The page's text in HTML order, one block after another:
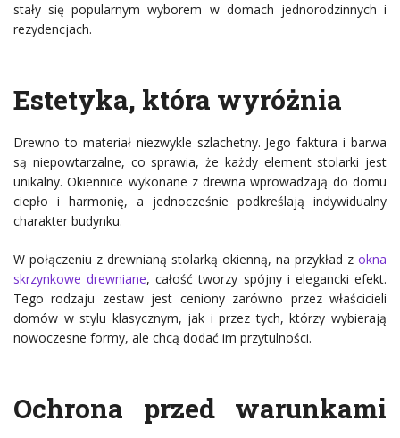
stały się popularnym wyborem w domach jednorodzinnych i
rezydencjach.
Estetyka, która wyróżnia
Drewno to materiał niezwykle szlachetny. Jego faktura i barwa
są niepowtarzalne, co sprawia, że każdy element stolarki jest
unikalny. Okiennice wykonane z drewna wprowadzają do domu
ciepło i harmonię, a jednocześnie podkreślają indywidualny
charakter budynku.
W połączeniu z drewnianą stolarką okienną, na przykład z okna
skrzynkowe drewniane, całość tworzy spójny i elegancki efekt.
Tego rodzaju zestaw jest ceniony zarówno przez właścicieli
domów w stylu klasycznym, jak i przez tych, którzy wybierają
nowoczesne formy, ale chcą dodać im przytulności.
Ochrona przed warunkami